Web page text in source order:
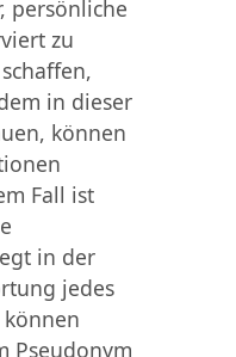
persönliche
zu
in dieser
können
Fall ist
in der
jedes
können
Pseudonym